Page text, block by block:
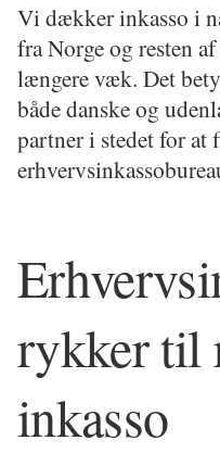
Vi dækker inkasso i
fra Norge og resten
længere væk. Det
både danske og
partner i stedet for at
rykker til
inkasso